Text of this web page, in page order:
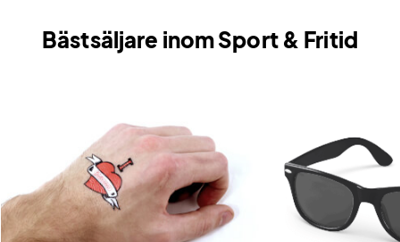
Bästsäljare inom Sport & Fritid